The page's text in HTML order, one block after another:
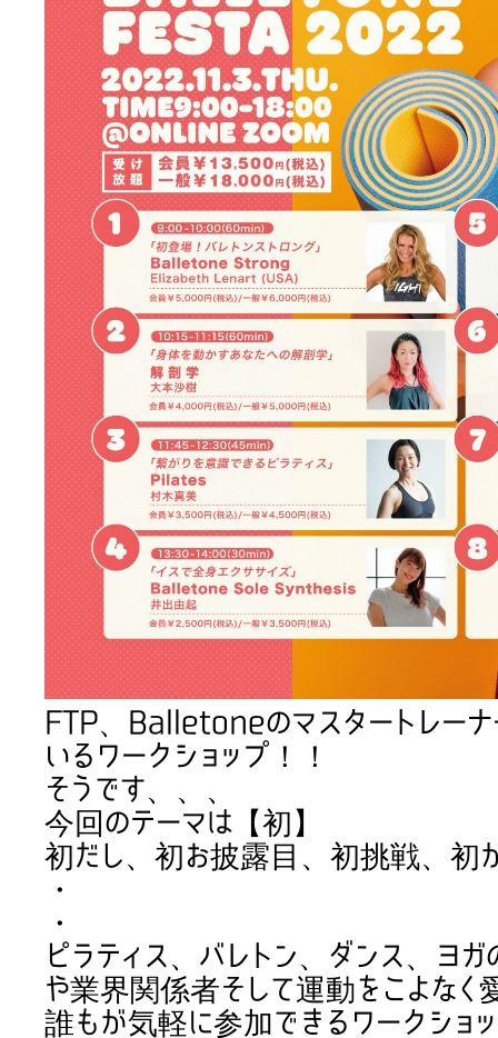
FTP、Balletoneのマスタートレー
いるワークショップ！！
そうです、、、
今回のテーマは【初】
初だし、初お披露目、初挑戦、初
・
・
ピラティス、バレトン、ダンス、ヨ
や業界関係者そして運動をこよなく
誰もが気軽に参加できるワークショ